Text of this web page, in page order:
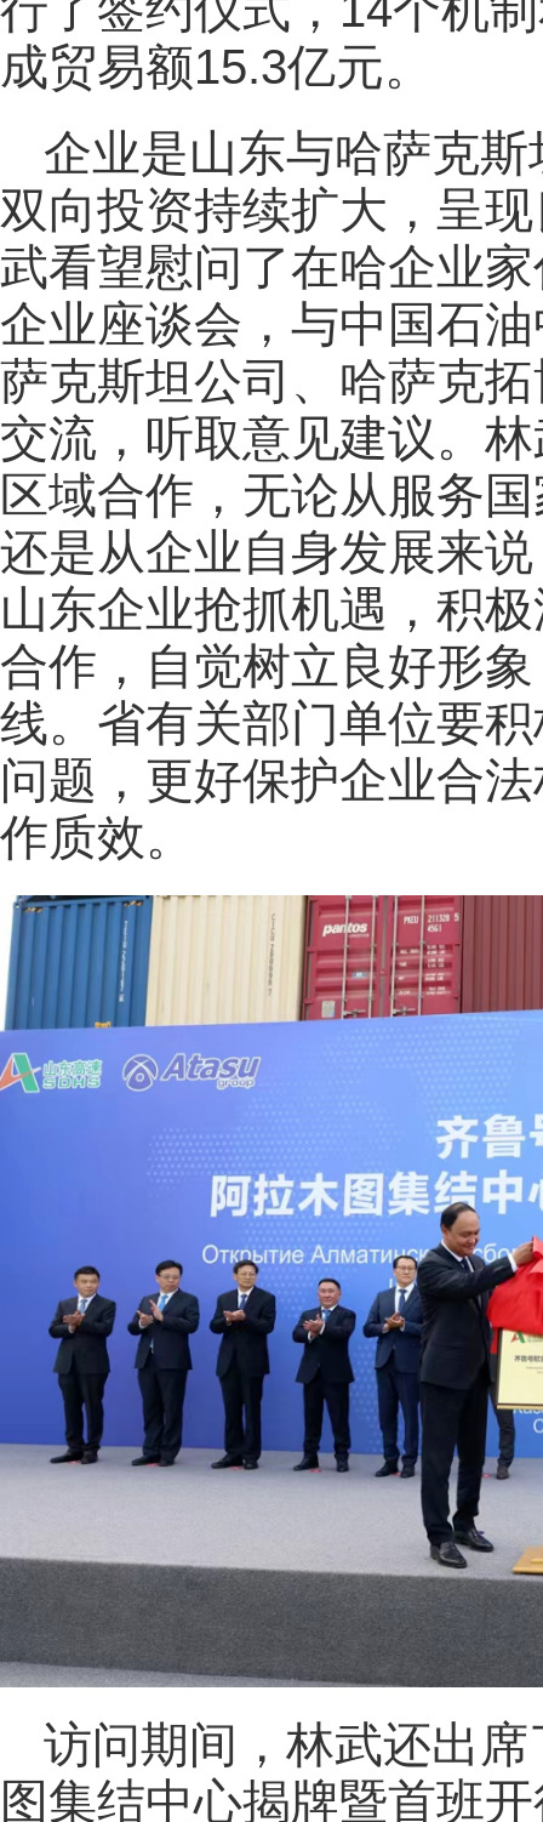
成贸易额15.3亿元。
企业是山东与哈萨克
双向投资持续扩大，呈
武看望慰问了在哈企业
企业座谈会，与中国石
萨克斯坦公司、哈萨克
交流，听取意见建议。
区域合作，无论从服务
还是从企业自身发展来
山东企业抢抓机遇，积
合作，自觉树立良好形
线。省有关部门单位要
问题，更好保护企业合
作质效。
访问期间，林武还出
图集结中心揭牌暨首班